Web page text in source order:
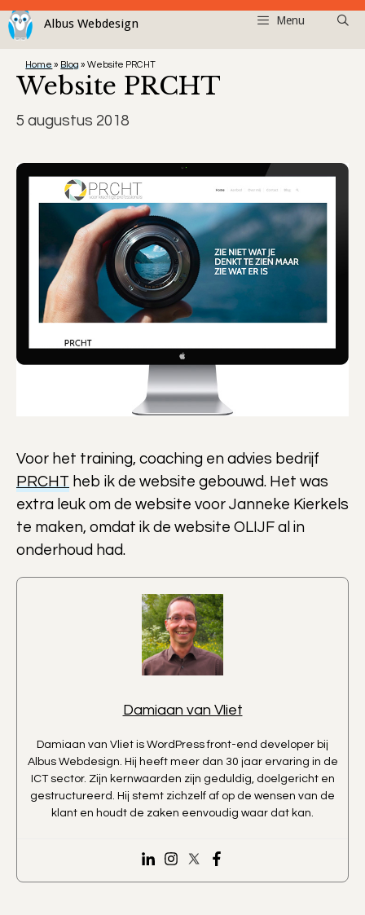
Ga
naar
inhoud
Menu
Home»Blog»Website PRCHT
Website PRCHT
5 augustus 2018
Voor het training, coaching en advies bedrijf
PRCHT heb ik de website gebouwd. Het was
extra leuk om de website voor Janneke Kierkels
te maken, omdat ik de website OLIJF al in
onderhoud had.
Damiaan van Vliet
Damiaan van Vliet is WordPress front-end developer bij
Albus Webdesign. Hij heeft meer dan 30 jaar ervaring in de
ICT sector. Zijn kernwaarden zijn geduldig, doelgericht en
gestructureerd. Hij stemt zichzelf af op de wensen van de
klant en houdt de zaken eenvoudig waar dat kan.